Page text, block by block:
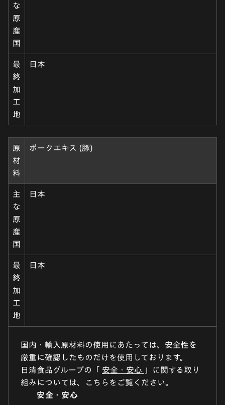
な
原
産
国
最
終
加
工
地
日本
原
材
料
ポークエキス (豚)
主
な
原
産
国
日本
最
終
加
工
地
日本
国内・輸入原材料の使用にあたっては、安全性を
厳重に確認したものだけを使用しております。
日清食品グループの「 安全・安心 」に関する取り
組みについては、こちらをご覧ください。
安全・安心